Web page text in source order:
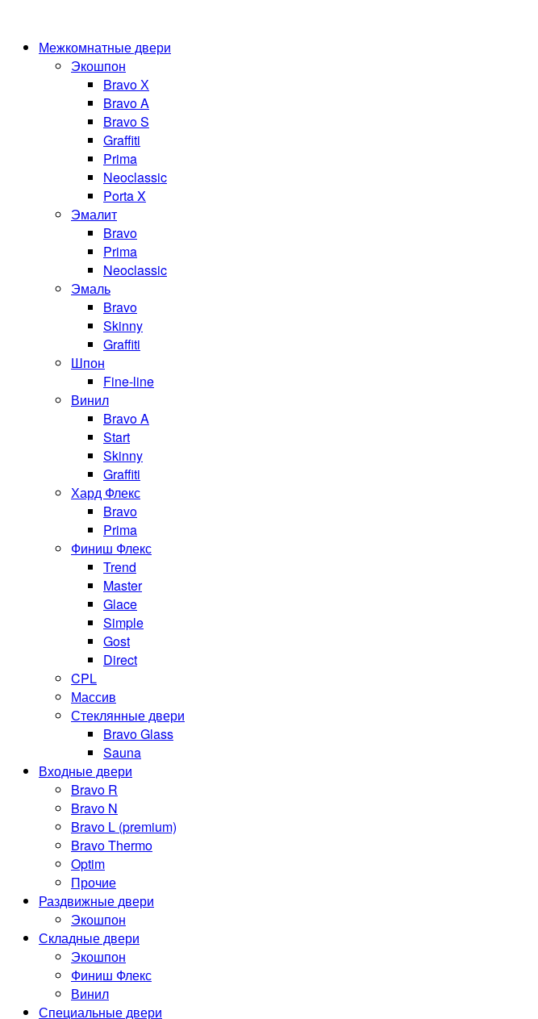
Межкомнатные двери
Экошпон
Bravo Х
Bravo A
Bravo S
Graffiti
Prima
Neoclassic
Porta X
Эмалит
Bravo
Prima
Neoclassic
Эмаль
Bravo
Skinny
Graffiti
Шпон
Fine-line
Винил
Bravo A
Start
Skinny
Graffiti
Хард Флекс
Bravo
Prima
Финиш Флекс
Trend
Master
Glace
Simple
Gost
Direct
CPL
Массив
Стеклянные двери
Bravo Glass
Sauna
Входные двери
Bravo R
Bravo N
Bravo L (premium)
Bravo Thermo
Optim
Прочие
Раздвижные двери
Экошпон
Складные двери
Экошпон
Финиш Флекс
Винил
Специальные двери